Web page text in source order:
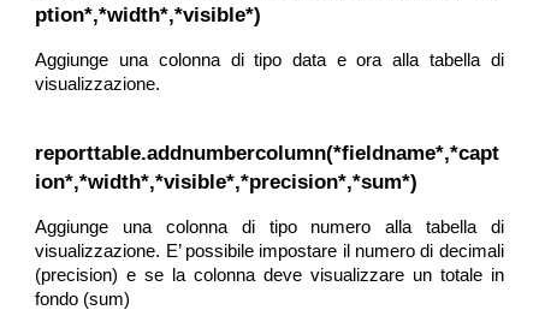
ption*,*width*,*visible*)
Aggiunge una colonna di tipo data e ora alla tabella di
visualizzazione.
reporttable.addnumbercolumn(*fieldname*,*capt
ion*,*width*,*visible*,*precision*,*sum*)
Aggiunge una colonna di tipo numero alla tabella di
visualizzazione. E’ possibile impostare il numero di decimali
(precision) e se la colonna deve visualizzare un totale in
fondo (sum)